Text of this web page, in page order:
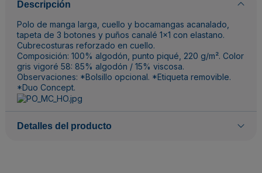
Descripción
Polo de manga larga, cuello y bocamangas acanalado,
tapeta de 3 botones y puños canalé 1x1 con elastano.
Cubrecosturas reforzado en cuello.
Composición: 100% algodón, punto piqué, 220 g/m². Color
gris vigoré 58: 85% algodón / 15% viscosa.
Observaciones: *Bolsillo opcional. *Etiqueta removible.
*Duo Concept.
Detalles del producto